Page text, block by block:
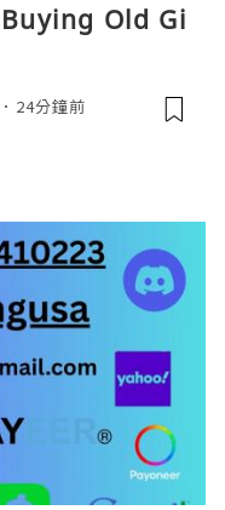
Old Gi
24分鐘前